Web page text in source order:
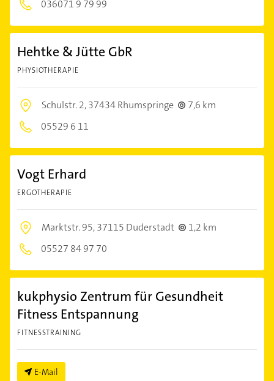
036071 9 79 99
Hehtke & Jütte GbR
PHYSIOTHERAPIE
Schulstr. 2,37434 Rhumspringe
7,6 km
05529 6 11
Vogt Erhard
ERGOTHERAPIE
Marktstr. 95,37115 Duderstadt
1,2 km
05527 84 97 70
kukphysio Zentrum für Gesundheit
Fitness Entspannung
FITNESSTRAINING
E-Mail